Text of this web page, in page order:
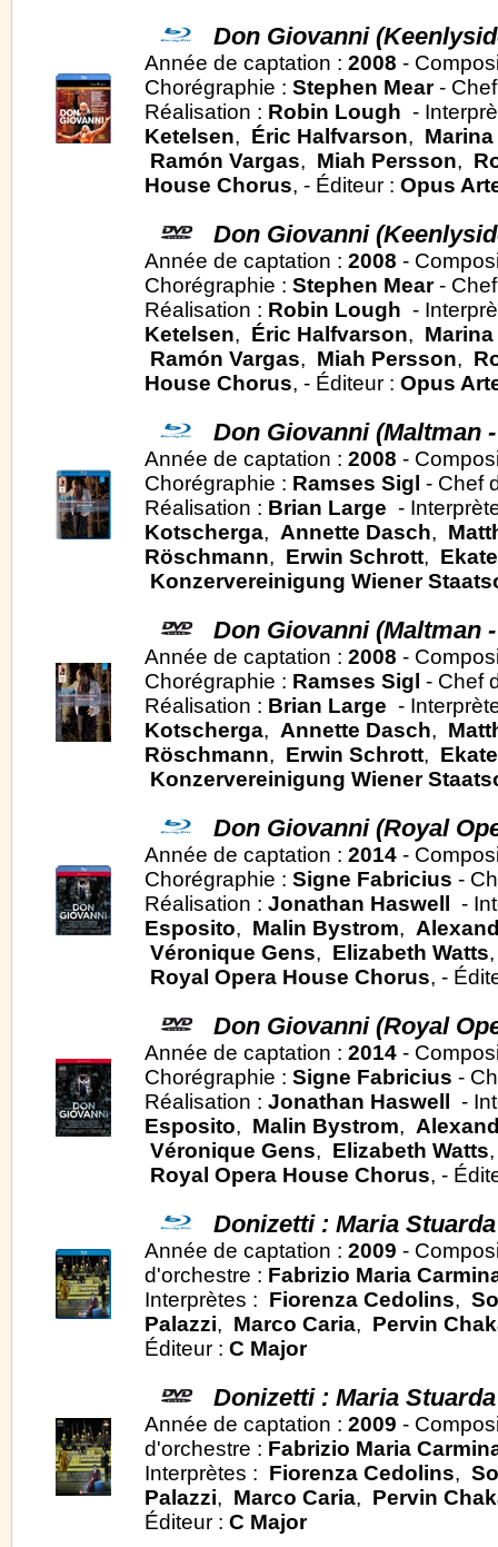
Don Giovanni
Année de captation : 2008 -
Chorégraphie : Stephen Mear-
Réalisation : Robin Lough -
Ketelsen, Éric Halfvarson,
Ramón Vargas, Miah Persson,
House Chorus, - Éditeur : Opus
Don Giovanni
Année de captation : 2008 -
Chorégraphie : Stephen Mear-
Réalisation : Robin Lough -
Ketelsen, Éric Halfvarson,
Ramón Vargas, Miah Persson,
House Chorus, - Éditeur : Opus
Don Giovanni (Maltman
Année de captation : 2008 -
Chorégraphie : Ramses Sigl - Chef
Réalisation : Brian Large -
Kotscherga, Annette Dasch,
Röschmann, Erwin Schrott,
Konzervereinigung Wiener
Don Giovanni (Maltman
Année de captation : 2008 -
Chorégraphie : Ramses Sigl - Chef
Réalisation : Brian Large -
Kotscherga, Annette Dasch,
Röschmann, Erwin Schrott,
Konzervereinigung Wiener
Don Giovanni (Royal
Année de captation : 2014 -
Chorégraphie : Signe Fabricius -
Réalisation : Jonathan Haswell
-
Esposito, Malin Bystrom,
Véronique Gens, Elizabeth Watts
Royal Opera House Chorus, -
Don Giovanni (Royal
Année de captation : 2014 -
Chorégraphie : Signe Fabricius -
Réalisation : Jonathan Haswell
-
Esposito, Malin Bystrom,
Véronique Gens, Elizabeth Watts
Royal Opera House Chorus, -
Donizetti : Maria
Année de captation : 2009 -
d'orchestre : Fabrizio Maria
Interprètes : Fiorenza Cedolins,
Palazzi, Marco Caria, Pervin
Éditeur : C Major
Donizetti : Maria
Année de captation : 2009 -
d'orchestre : Fabrizio Maria
Interprètes : Fiorenza Cedolins,
Palazzi, Marco Caria, Pervin
Éditeur : C Major